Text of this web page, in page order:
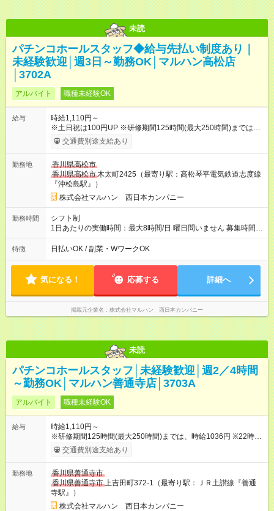
未読
パチンコホールスタッフ◆給与先払い制度あり｜
未経験歓迎│週3日～勤務OK│マルハン高松店
│3702A
アルバイト 職種未経験OK
給与
時給1,110円～
※土日祝は100円UP ※研修期間125時間(最大250時間)までは、
時給1036円 ※22時以降時給25％ＵＰ 【試用期間】試用期間な
交通費別途支給あり
勤務地
香川県高松市
香川県高松市木太町2425（最寄り駅：高松琴平電気鉄道志度線
『沖松島駅』）
株式会社マルハン 西日本カンパニー
勤務時間
シフト制
1日あたりの実働時間：最大8時間/日 曜日問いません 募集時間
帯：8:00-17:00/15:30-24:30 詳しくは下記お問い合わせ電話番号
へご連絡ください。 0120-314-508(9時～20時土日祝も受付) 1
特徴 日払いOK / 副業・WワークOK
気になる！ 応募する 詳細へ
掲載元企業名 株式会社マルハン 西日本カンパニー
未読
パチンコホールスタッフ│未経験歓迎│週2／4時間
～勤務OK│マルハン善通寺店│3703A
アルバイト 職種未経験OK
給与
時給1,110円～
※研修期間125時間(最大250時間)までは、時給1036円 ※22時以
降時給25％ＵＰ 【試用期間】試用期間なし
交通費別途支給あり
勤務地
香川県善通寺市
香川県善通寺市上吉田町372-1（最寄り駅：ＪＲ土讃線『善通
寺駅』）
株式会社マルハン 西日本カンパニー